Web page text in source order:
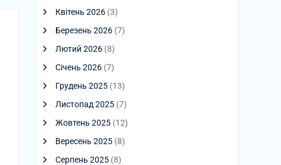
Квітень 2026 (3)
Березень 2026 (7)
Лютий 2026 (8)
Січень 2026 (7)
Грудень 2025 (13)
Листопад 2025 (7)
Жовтень 2025 (12)
Вересень 2025 (8)
Серпень 2025 (8)